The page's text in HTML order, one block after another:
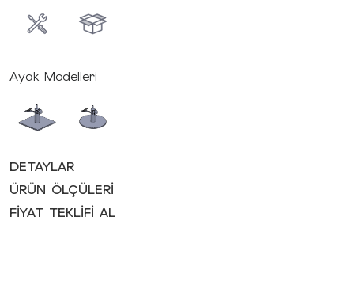
Ayak Modelleri
DETAYLAR
ÜRÜN ÖLÇÜLERI
FIYAT TEKLIFI AL